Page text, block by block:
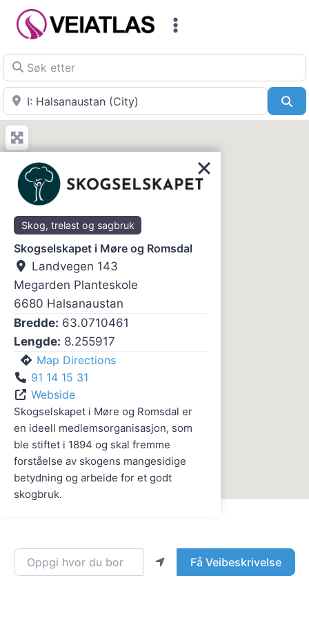
Skip
Søk etter
Nær
Oppgi hvor du bor Få Veibeskrivelse
Skog, trelast og sagbruk
Skogselskapet i Møre og Romsdal
Landvegen 143
Megarden Planteskole
6680 Halsanaustan
Bredde: 63.0710461
Lengde: 8.255917
Map Directions
91 14 15 31
Webside
Skogselskapet i Møre og Romsdal er
en ideell medlemsorganisasjon, som
ble stiftet i 1894 og skal fremme
forståelse av skogens mangesidige
betydning og arbeide for et godt
skogbruk.